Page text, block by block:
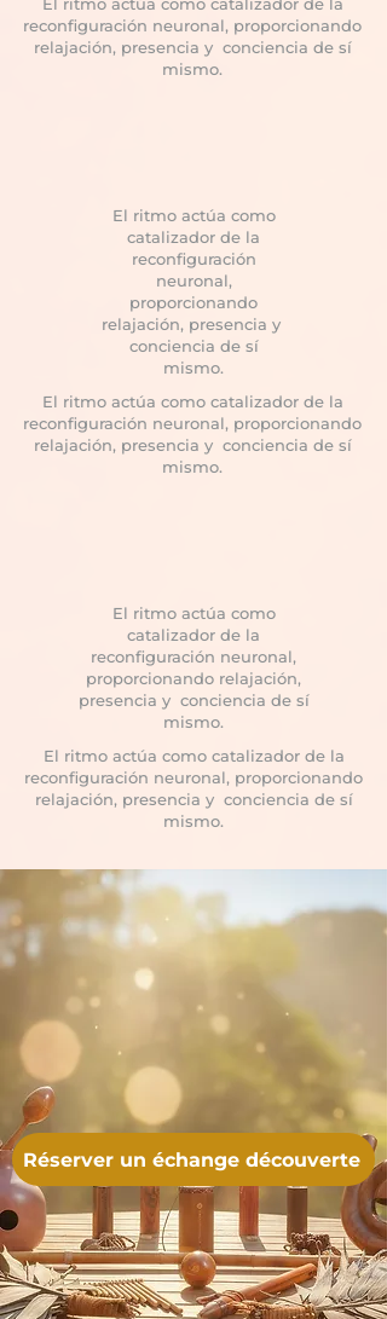
reconfiguración neuronal, proporcionando
relajación, presencia y conciencia de sí
mismo.
El ritmo actúa como
catalizador de la
reconfiguración
neuronal,
proporcionando
relajación, presencia y
conciencia de sí
mismo.
El ritmo actúa como catalizador de la
reconfiguración neuronal, proporcionando
relajación, presencia y conciencia de sí
mismo.
El ritmo actúa como
catalizador de la
reconfiguración neuronal,
proporcionando relajación,
presencia y conciencia de sí
mismo.
El ritmo actúa como catalizador de la
reconfiguración neuronal, proporcionando
relajación, presencia y conciencia de sí
mismo.
Réserver un échange découverte